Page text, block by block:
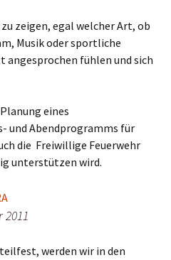
zeigen, egal welcher Art, ob
Musik oder sportliche
fühlen und sich
eines
und Abendprogramms für
die Freiwillige Feuerwehr
unterstützen wird.
2011
werden wir in den